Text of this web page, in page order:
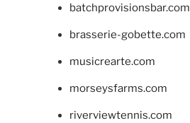
batchprovisionsbar.com
brasserie-gobette.com
musicrearte.com
morseysfarms.com
riverviewtennis.com